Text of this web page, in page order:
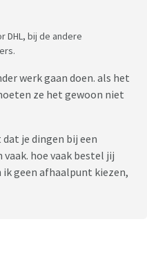
DHL, bij de andere
werk gaan doen. als het
ze het gewoon niet
je dingen bij een
hoe vaak bestel jij
geen afhaalpunt kiezen,